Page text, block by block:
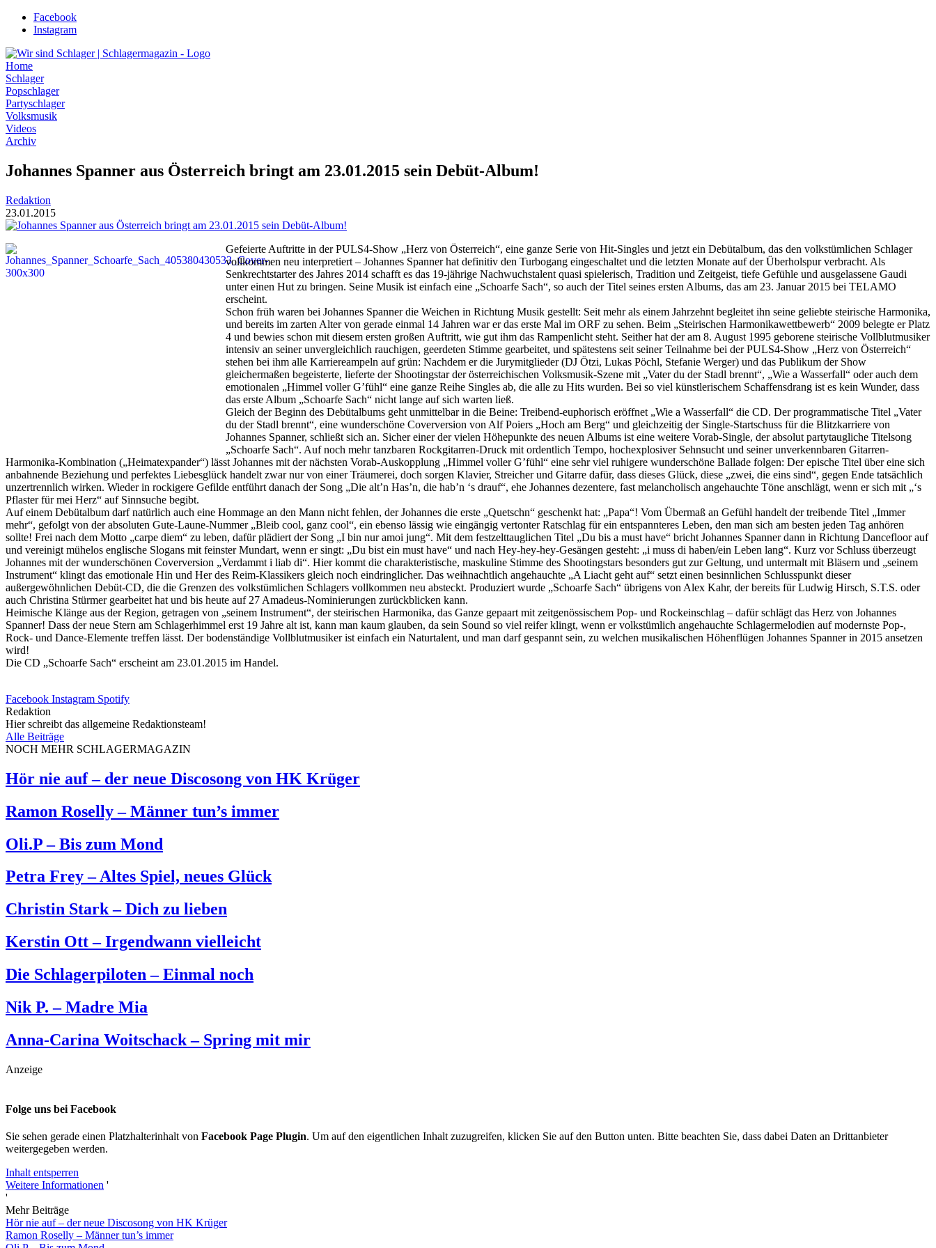
Zum
Inhalt
Facebook
Instagram
Home
Schlager
Popschlager
Partyschlager
Volksmusik
Videos
Archiv
Johannes Spanner aus Österreich bringt am 23.01.2015 sein Debüt-Album!
Redaktion
23.01.2015
Gefeierte Auftritte in der PULS4-Show „Herz von Österreich“, eine ganze Serie von Hit-Singles und jetzt ein Debütalbum, das den volkstümlichen Schlager
vollkommen neu interpretiert – Johannes Spanner hat definitiv den Turbogang eingeschaltet und die letzten Monate auf der Überholspur verbracht. Als
Senkrechtstarter des Jahres 2014 schafft es das 19-jährige Nachwuchstalent quasi spielerisch, Tradition und Zeitgeist, tiefe Gefühle und ausgelassene Gaudi
unter einen Hut zu bringen. Seine Musik ist einfach eine „Schoarfe Sach“, so auch der Titel seines ersten Albums, das am 23. Januar 2015 bei TELAMO
erscheint.
Schon früh waren bei Johannes Spanner die Weichen in Richtung Musik gestellt: Seit mehr als einem Jahrzehnt begleitet ihn seine geliebte steirische Harmonika,
und bereits im zarten Alter von gerade einmal 14 Jahren war er das erste Mal im ORF zu sehen. Beim „Steirischen Harmonikawettbewerb“ 2009 belegte er Platz
4 und bewies schon mit diesem ersten großen Auftritt, wie gut ihm das Rampenlicht steht. Seither hat der am 8. August 1995 geborene steirische Vollblutmusiker
intensiv an seiner unvergleichlich rauchigen, geerdeten Stimme gearbeitet, und spätestens seit seiner Teilnahme bei der PULS4-Show „Herz von Österreich“
stehen bei ihm alle Karriereampeln auf grün: Nachdem er die Jurymitglieder (DJ Ötzi, Lukas Pöchl, Stefanie Werger) und das Publikum der Show
gleichermaßen begeisterte, lieferte der Shootingstar der österreichischen Volksmusik-Szene mit „Vater du der Stadl brennt“, „Wie a Wasserfall“ oder auch dem
emotionalen „Himmel voller G’fühl“ eine ganze Reihe Singles ab, die alle zu Hits wurden. Bei so viel künstlerischem Schaffensdrang ist es kein Wunder, dass
das erste Album „Schoarfe Sach“ nicht lange auf sich warten ließ.
Gleich der Beginn des Debütalbums geht unmittelbar in die Beine: Treibend-euphorisch eröffnet „Wie a Wasserfall“ die CD. Der programmatische Titel „Vater
du der Stadl brennt“, eine wunderschöne Coverversion von Alf Poiers „Hoch am Berg“ und gleichzeitig der Single-Startschuss für die Blitzkarriere von
Johannes Spanner, schließt sich an. Sicher einer der vielen Höhepunkte des neuen Albums ist eine weitere Vorab-Single, der absolut partytaugliche Titelsong
„Schoarfe Sach“. Auf noch mehr tanzbaren Rockgitarren-Druck mit ordentlich Tempo, hochexplosiver Sehnsucht und seiner unverkennbaren Gitarren-
Harmonika-Kombination („Heimatexpander“) lässt Johannes mit der nächsten Vorab-Auskopplung „Himmel voller G’fühl“ eine sehr viel ruhigere wunderschöne Ballade folgen: Der epische Titel über eine sich
anbahnende Beziehung und perfektes Liebesglück handelt zwar nur von einer Träumerei, doch sorgen Klavier, Streicher und Gitarre dafür, dass dieses Glück, diese „zwei, die eins sind“, gegen Ende tatsächlich
unzertrennlich wirken. Wieder in rockigere Gefilde entführt danach der Song „Die alt’n Has’n, die hab’n ‘s drauf“, ehe Johannes dezentere, fast melancholisch angehauchte Töne anschlägt, wenn er sich mit „‘s
Pflaster für mei Herz“ auf Sinnsuche begibt.
Auf einem Debütalbum darf natürlich auch eine Hommage an den Mann nicht fehlen, der Johannes die erste „Quetschn“ geschenkt hat: „Papa“! Vom Übermaß an Gefühl handelt der treibende Titel „Immer
mehr“, gefolgt von der absoluten Gute-Laune-Nummer „Bleib cool, ganz cool“, ein ebenso lässig wie eingängig vertonter Ratschlag für ein entspannteres Leben, den man sich am besten jeden Tag anhören
sollte! Frei nach dem Motto „carpe diem“ zu leben, dafür plädiert der Song „I bin nur amoi jung“. Mit dem festzelttauglichen Titel „Du bis a must have“ bricht Johannes Spanner dann in Richtung Dancefloor auf
und vereinigt mühelos englische Slogans mit feinster Mundart, wenn er singt: „Du bist ein must have“ und nach Hey-hey-hey-Gesängen gesteht: „i muss di haben/ein Leben lang“. Kurz vor Schluss überzeugt
Johannes mit der wunderschönen Coverversion „Verdammt i liab di“. Hier kommt die charakteristische, maskuline Stimme des Shootingstars besonders gut zur Geltung, und untermalt mit Bläsern und „seinem
Instrument“ klingt das emotionale Hin und Her des Reim-Klassikers gleich noch eindringlicher. Das weihnachtlich angehauchte „A Liacht geht auf“ setzt einen besinnlichen Schlusspunkt dieser
außergewöhnlichen Debüt-CD, die die Grenzen des volkstümlichen Schlagers vollkommen neu absteckt. Produziert wurde „Schoarfe Sach“ übrigens von Alex Kahr, der bereits für Ludwig Hirsch, S.T.S. oder
auch Christina Stürmer gearbeitet hat und bis heute auf 27 Amadeus-Nominierungen zurückblicken kann.
Heimische Klänge aus der Region, getragen von „seinem Instrument“, der steirischen Harmonika, das Ganze gepaart mit zeitgenössischem Pop- und Rockeinschlag – dafür schlägt das Herz von Johannes
Spanner! Dass der neue Stern am Schlagerhimmel erst 19 Jahre alt ist, kann man kaum glauben, da sein Sound so viel reifer klingt, wenn er volkstümlich angehauchte Schlagermelodien auf modernste Pop-,
Rock- und Dance-Elemente treffen lässt. Der bodenständige Vollblutmusiker ist einfach ein Naturtalent, und man darf gespannt sein, zu welchen musikalischen Höhenflügen Johannes Spanner in 2015 ansetzen
wird!
Die CD „Schoarfe Sach“ erscheint am 23.01.2015 im Handel.
Facebook Instagram Spotify
Redaktion
Hier schreibt das allgemeine Redaktionsteam!
Alle Beiträge
NOCH MEHR SCHLAGERMAGAZIN
Hör nie auf – der neue Discosong von HK Krüger
Ramon Roselly – Männer tun’s immer
Oli.P – Bis zum Mond
Petra Frey – Altes Spiel, neues Glück
Christin Stark – Dich zu lieben
Kerstin Ott – Irgendwann vielleicht
Die Schlagerpiloten – Einmal noch
Nik P. – Madre Mia
Anna-Carina Woitschack – Spring mit mir
Anzeige
Folge uns bei Facebook
Sie sehen gerade einen Platzhalterinhalt von Facebook Page Plugin. Um auf den eigentlichen Inhalt zuzugreifen, klicken Sie auf den Button unten. Bitte beachten Sie, dass dabei Daten an Drittanbieter
weitergegeben werden.
Inhalt entsperren
Weitere Informationen '
'
Mehr Beiträge
Hör nie auf – der neue Discosong von HK Krüger
Ramon Roselly – Männer tun’s immer